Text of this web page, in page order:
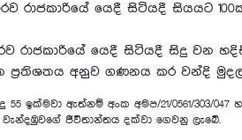
ප්‍රකාරව රාජකාරියේ යෙදී සිටියදී
ප්‍රකාරව රාජකාරියේ යෙදී
අනුව ගණනය කර වන්දි
ඇත්නම් අංක අමප/21/0561/303/047 හා
ජීවිතාන්තය දක්වා ගෙවනු ලැබේ.